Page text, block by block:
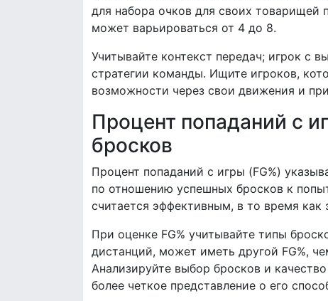
для набора очков для своих товарищей
может варьироваться от 4 до 8.
Учитывайте контекст передач; игрок с
стратегии команды. Ищите игроков,
возможности через свои движения и
Процент попаданий с
бросков
Процент попаданий с игры (FG%)
по отношению успешных бросков к
считается эффективным, в то время
При оценке FG% учитывайте типы
дистанций, может иметь другой FG%,
Анализируйте выбор бросков и
более четкое представление о его